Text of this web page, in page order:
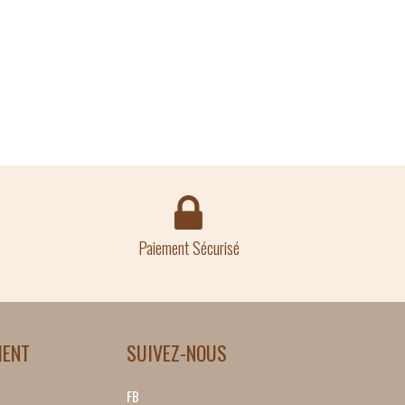
Paiement Sécurisé
SUIVEZ-NOUS
FB